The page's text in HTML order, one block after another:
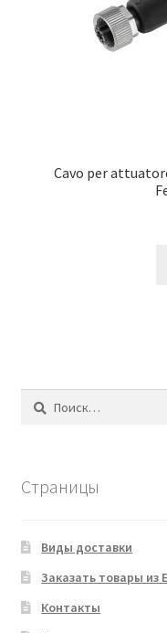
Cavo per
Найти:
Страницы
Виды доставки
Заказать товары из
Контакты